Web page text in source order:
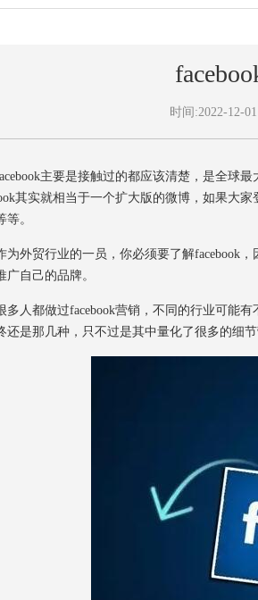
时间:2022-12-
主要是接触过的都应该清楚，是全球最
其实就相当于一个扩大版的微博，如果大
等。
贸行业的一员，你必须要了解facebook，
广自己的品牌。
都做过facebook营销，不同的行业可能有
还是那几种，只不过是其中量化了很多的细